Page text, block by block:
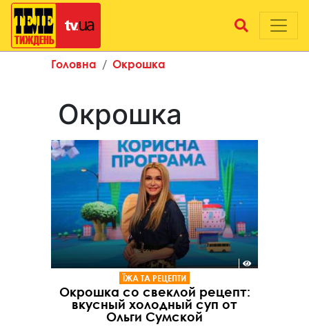
Головна Окрошка
Окрошка
ЇЖА ТА РЕЦЕПТИ
Окрошка со свеклой рецепт:
вкусный холодный суп от
Ольги Сумской